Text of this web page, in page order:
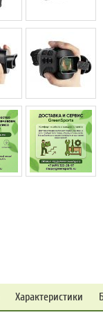
Характеристики